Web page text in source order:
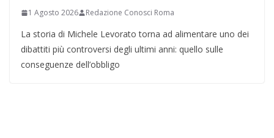
1 Agosto 2026 Redazione Conosci Roma
La storia di Michele Levorato torna ad alimentare uno dei
dibattiti più controversi degli ultimi anni: quello sulle
conseguenze dell’obbligo